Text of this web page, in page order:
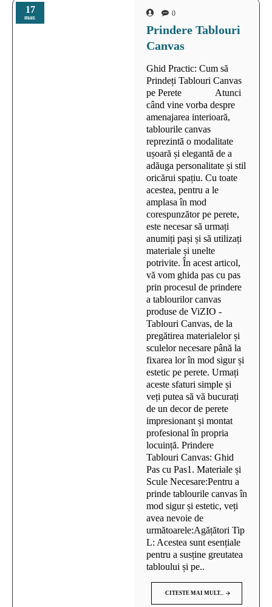
17
mar. 0
Prindere Tablouri
Canvas
Ghid Practic: Cum să
Prindeți Tablouri Canvas
pe Perete Atunci
când vine vorba despre
amenajarea interioară,
tablourile canvas
reprezintă o modalitate
ușoară și elegantă de a
adăuga personalitate și stil
oricărui spațiu. Cu toate
acestea, pentru a le
amplasa în mod
corespunzător pe perete,
este necesar să urmați
anumiți pași și să utilizați
materiale și unelte
potrivite. În acest articol,
vă vom ghida pas cu pas
prin procesul de prindere
a tablourilor canvas
produse de ViZIO -
Tablouri Canvas, de la
pregătirea materialelor și
sculelor necesare până la
fixarea lor în mod sigur și
estetic pe perete. Urmați
aceste sfaturi simple și
veți putea să vă bucurați
de un decor de perete
impresionant și montat
profesional în propria
locuință. Prindere
Tablouri Canvas: Ghid
Pas cu Pas1. Materiale și
Scule Necesare:Pentru a
prinde tablourile canvas în
mod sigur și estetic, veți
avea nevoie de
următoarele:Agățători Tip
L: Acestea sunt esențiale
pentru a susține greutatea
tabloului și pe..
CITESTE MAI MULT...